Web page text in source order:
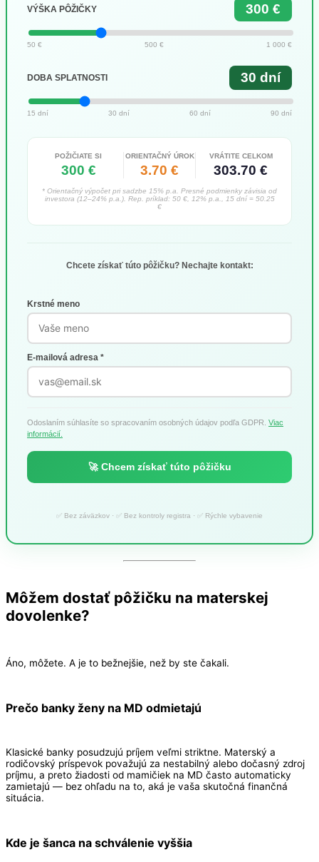
VÝŠKA PÔŽIČKY 300 €
50 € 500 € 1 000 €
DOBA SPLATNOSTI 30 dní
15 dní 30 dní 60 dní 90 dní
POŽIČIATE SI
300 €
ORIENTAČNÝ ÚROK
3.70 €
VRÁTITE CELKOM
303.70 €
* Orientačný výpočet pri sadzbe 15% p.a. Presné podmienky závisia od
investora (12–24% p.a.). Rep. príklad: 50 €, 12% p.a., 15 dní = 50.25
€
Chcete získať túto pôžičku? Nechajte kontakt:
Krstné meno
E-mailová adresa *
Odoslaním súhlasíte so spracovaním osobných údajov podľa GDPR. Viac
informácií.
🚀 Chcem získať túto pôžičku
✅ Bez záväzkov · ✅ Bez kontroly registra · ✅ Rýchle vybavenie
Môžem dostať pôžičku na materskej
dovolenke?
Áno, môžete. A je to bežnejšie, než by ste čakali.
Prečo banky ženy na MD odmietajú
Klasické banky posudzujú príjem veľmi striktne. Materský a
rodičovský príspevok považujú za nestabilný alebo dočasný zdroj
príjmu, a preto žiadosti od mamičiek na MD často automaticky
zamietajú — bez ohľadu na to, aká je vaša skutočná finančná
situácia.
Kde je šanca na schválenie vyššia